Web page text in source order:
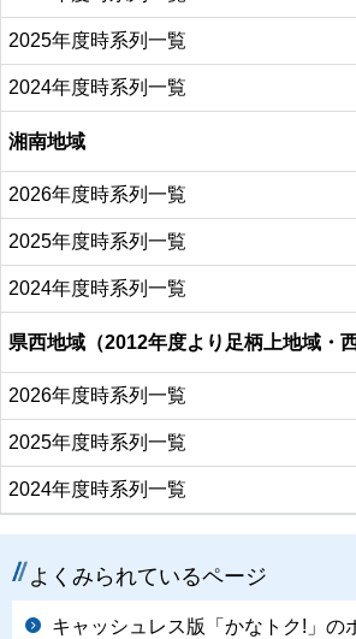
2025年度時系列一覧
2024年度時系列一覧
湘南地域
2026年度時系列一覧
2025年度時系列一覧
2024年度時系列一覧
県西地域（2012年度より足柄上地域・
2026年度時系列一覧
2025年度時系列一覧
2024年度時系列一覧
よくみられているページ
キャッシュレス版「かなトク!」の